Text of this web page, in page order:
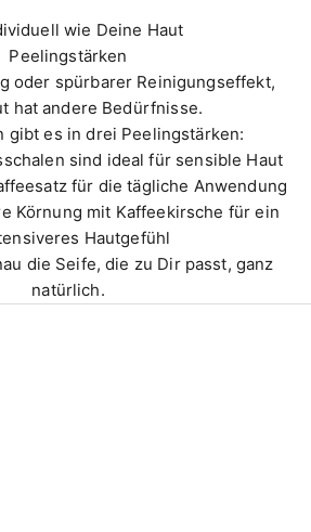
wie Deine Haut
Peelingstärken
oder spürbarer Reinigungseffekt,
hat andere Bedürfnisse.
gibt es in drei Peelingstärken:
sind ideal für sensible Haut
für die tägliche Anwendung
Körnung mit Kaffeekirsche für ein
Hautgefühl
die Seife, die zu Dir passt, ganz
natürlich.